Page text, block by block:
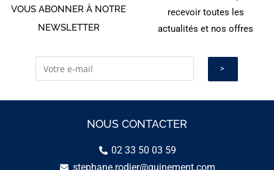
VOUS ABONNER À NOTRE
NEWSLETTER
recevoir toutes les
actualités et nos offres
NOUS CONTACTER
02 33 50 03 59
stephane.rodier@guinement.com